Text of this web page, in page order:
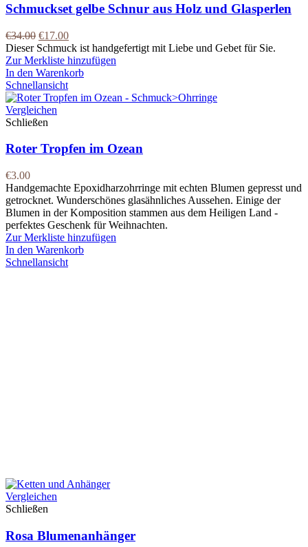
Schmuckset gelbe Schnur aus Holz und Glasperlen
€34.00 €17.00
Dieser Schmuck ist handgefertigt mit Liebe und Gebet für Sie.
Zur Merkliste hinzufügen
In den Warenkorb
Schnellansicht
Vergleichen
Schließen
Roter Tropfen im Ozean
€3.00
Handgemachte Epoxidharzohrringe mit echten Blumen gepresst und
getrocknet. Wunderschönes glasähnliches Aussehen. Einige der
Blumen in der Komposition stammen aus dem Heiligen Land -
perfektes Geschenk für Weihnachten.
Zur Merkliste hinzufügen
In den Warenkorb
Schnellansicht
Vergleichen
Schließen
Rosa Blumenanhänger